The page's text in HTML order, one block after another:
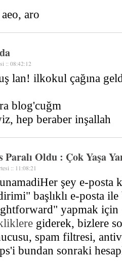
aro
:: 08:42:12
lan! ilkokul çağına
blog'cuğm
hep beraber inşallah
Paralı Oldu : Çok Yaşa
:: 11:08:21
Her şey e-posta
başlıklı e-posta
yapmak
giderek, bizlere
spam filtresi,
bundan sonraki